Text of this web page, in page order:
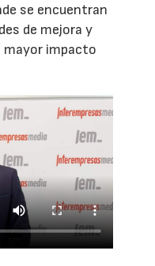
se encuentran
de mejora y
mayor impacto